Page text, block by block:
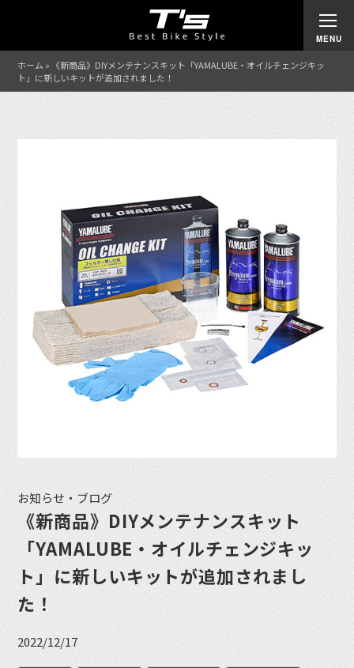
ホーム » 《新商品》DIYメンテナンスキット「YAMALUBE・オイルチェンジキッ
ト」に新しいキットが追加されました！
お知らせ・ブログ
《新商品》DIYメンテナンスキット
「YAMALUBE・オイルチェンジキッ
ト」に新しいキットが追加されまし
た！
2022/12/17